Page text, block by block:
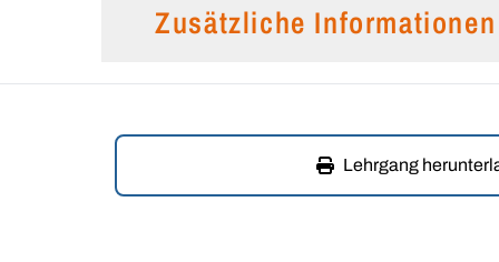
Zusätzliche Informationen
Lehrgang